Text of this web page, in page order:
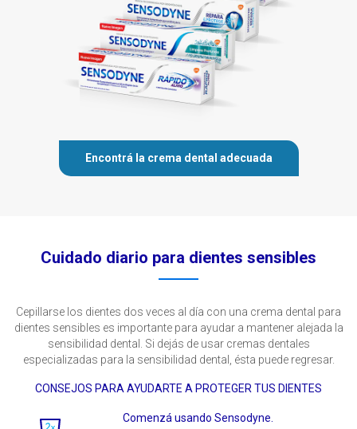
Encontrá la crema dental adecuada
Cuidado diario para dientes sensibles
Cepillarse los dientes dos veces al día con una crema dental para
dientes sensibles es importante para ayudar a mantener alejada la
sensibilidad dental. Si dejás de usar cremas dentales
especializadas para la sensibilidad dental, ésta puede regresar.
CONSEJOS PARA AYUDARTE A PROTEGER TUS DIENTES
Comenzá usando Sensodyne.